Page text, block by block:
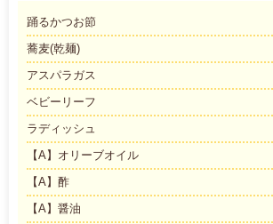
踊るかつお節
蕎麦(乾麺)
アスパラガス
ベビーリーフ
ラディッシュ
【A】オリーブオイル
【A】酢
【A】醤油